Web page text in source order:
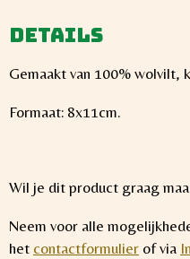
Details
Gemaakt van 100% wolvilt,
Formaat: 8x11cm.
Wil je dit product graag
Neem voor alle
het contactformulier of via